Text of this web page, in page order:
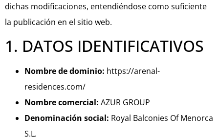
dichas modificaciones, entendiéndose como suficiente
la publicación en el sitio web.
1. DATOS IDENTIFICATIVOS
Nombre de dominio: https://arenal-
residences.com/
Nombre comercial: AZUR GROUP
Denominación social: Royal Balconies Of Menorca
S.L.